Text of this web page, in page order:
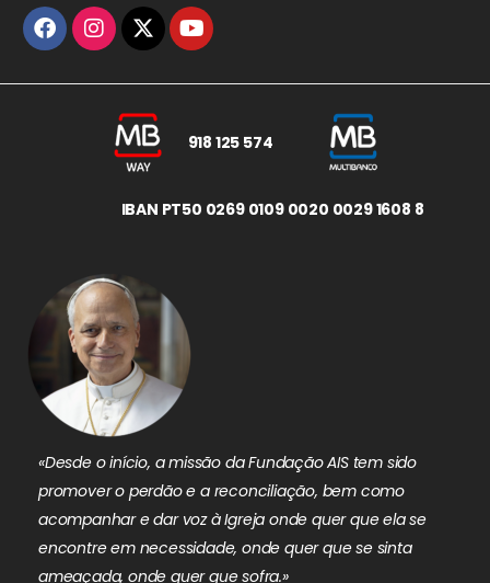
918 125 574
IBAN PT50 0269 0109 0020 0029 1608 8
«Desde o início, a missão da Fundação AIS tem sido
promover o perdão e a reconciliação, bem como
acompanhar e dar voz à Igreja onde quer que ela se
encontre em necessidade, onde quer que se sinta
ameaçada, onde quer que sofra.»